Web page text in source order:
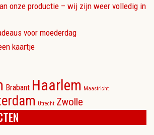
onze productie – wij zijn weer volledig in
voor moederdag
kaartje
Brabant Haarlem Maastricht
Utrecht Zwolle